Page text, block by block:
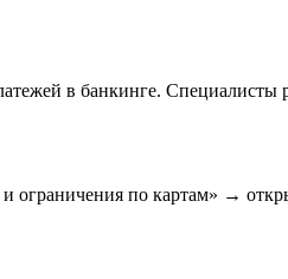
в банкинге.
и ограничения по картам» →